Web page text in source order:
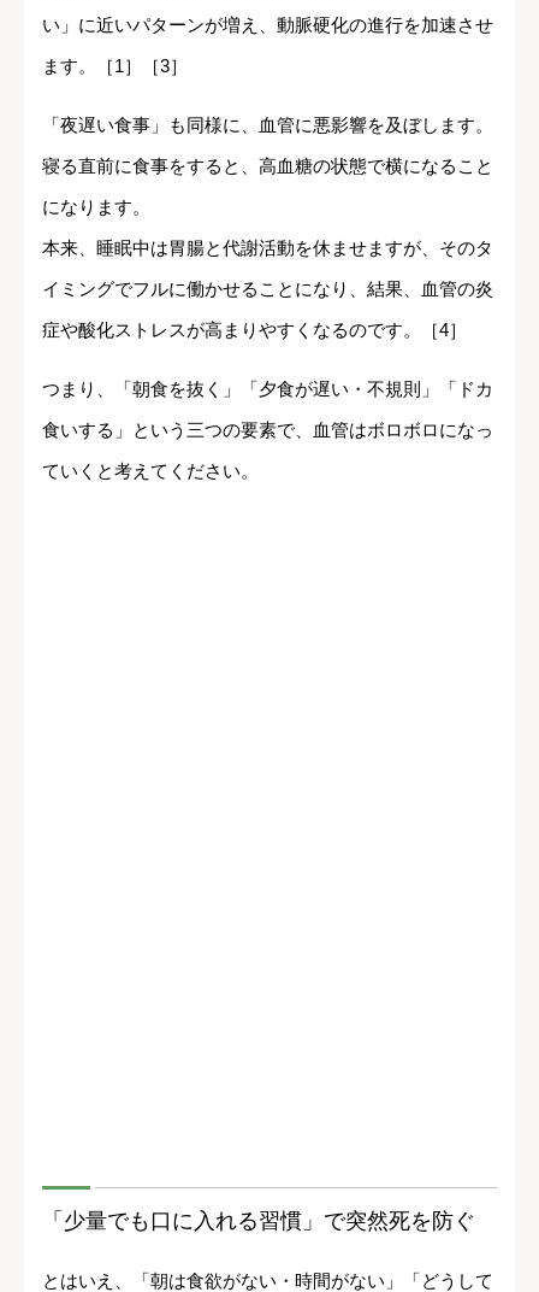
い」に近いパターンが増え、動脈硬化の進行を加速させ
ます。［1］［3］
「夜遅い食事」も同様に、血管に悪影響を及ぼします。
寝る直前に食事をすると、高血糖の状態で横になること
になります。
本来、睡眠中は胃腸と代謝活動を休ませますが、そのタ
イミングでフルに働かせることになり、結果、血管の炎
症や酸化ストレスが高まりやすくなるのです。［4］
つまり、「朝食を抜く」「夕食が遅い・不規則」「ドカ
食いする」という三つの要素で、血管はボロボロになっ
ていくと考えてください。
「少量でも口に入れる習慣」で突然死を防ぐ
とはいえ、「朝は食欲がない・時間がない」「どうして